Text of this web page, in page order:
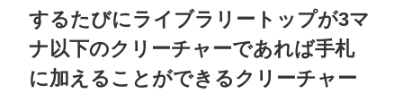
するたびにライブラリートップが3マ
ナ以下のクリーチャーであれば手札
に加えることができるクリーチャー